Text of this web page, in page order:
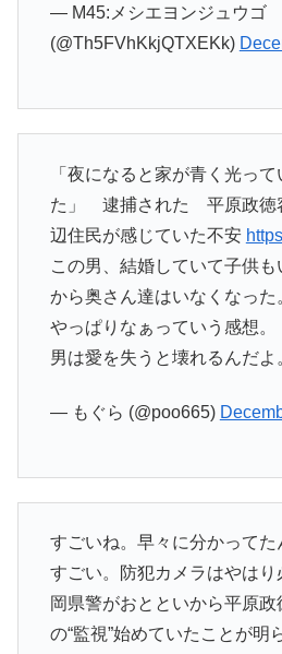
— M45:メシエヨンジュウゴ
(@Th5FVhKkjQTXEKk)
「夜になると家が青く光っ
た」 逮捕された 平原政徳
辺住民が感じていた不安
この男、結婚していて子供
から奥さん達はいなくなった
やっぱりなぁっていう感想。
男は愛を失うと壊れるんだよ
— もぐら (@poo665)
すごいね。早々に分かって
すごい。防犯カメラはやは
岡県警がおとといから平原政
の“監視”始めていたことが